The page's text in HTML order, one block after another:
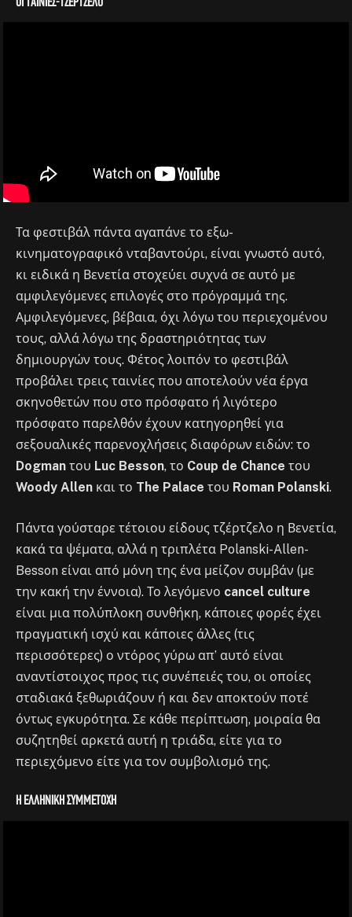
Τα φεστιβάλ πάντα αγαπάνε το εξω-
κινηματογραφικό νταβαντούρι, είναι γνωστό αυτό,
κι ειδικά η Βενετία στοχεύει συχνά σε αυτό με
αμφιλεγόμενες επιλογές στο πρόγραμμά της.
Αμφιλεγόμενες, βέβαια, όχι λόγω του περιεχομένου
τους, αλλά λόγω της δραστηριότητας των
δημιουργών τους. Φέτος λοιπόν το φεστιβάλ
προβάλει τρεις ταινίες που αποτελούν νέα έργα
σκηνοθετών που στο πρόσφατο ή λιγότερο
πρόσφατο παρελθόν έχουν κατηγορηθεί για
σεξουαλικές παρενοχλήσεις διαφόρων ειδών: το
Dogman του Luc Besson, το Coup de Chance του
Woody Allen και το The Palace του Roman Polanski.
Πάντα γούσταρε τέτοιου είδους τζέρτζελο η Βενετία,
κακά τα ψέματα, αλλά η τριπλέτα Polanski-Allen-
Besson είναι από μόνη της ένα μείζον συμβάν (με
την κακή την έννοια). Το λεγόμενο cancel culture
είναι μια πολύπλοκη συνθήκη, κάποιες φορές έχει
πραγματική ισχύ και κάποιες άλλες (τις
περισσότερες) ο ντόρος γύρω απ’ αυτό είναι
αναντίστοιχος προς τις συνέπειές του, οι οποίες
σταδιακά ξεθωριάζουν ή και δεν αποκτούν ποτέ
όντως εγκυρότητα. Σε κάθε περίπτωση, μοιραία θα
συζητηθεί αρκετά αυτή η τριάδα, είτε για το
περιεχόμενο είτε για τον συμβολισμό της.
Η ελληνική συμμετοχή